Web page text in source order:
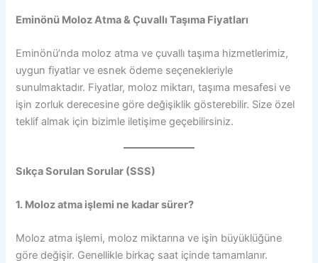
Eminönü Moloz Atma & Çuvallı Taşıma Fiyatları
Eminönü’nda moloz atma ve çuvallı taşıma hizmetlerimiz,
uygun fiyatlar ve esnek ödeme seçenekleriyle
sunulmaktadır. Fiyatlar, moloz miktarı, taşıma mesafesi ve
işin zorluk derecesine göre değişiklik gösterebilir. Size özel
teklif almak için bizimle iletişime geçebilirsiniz.
Sıkça Sorulan Sorular (SSS)
1. Moloz atma işlemi ne kadar sürer?
Moloz atma işlemi, moloz miktarına ve işin büyüklüğüne
göre değişir. Genellikle birkaç saat içinde tamamlanır.